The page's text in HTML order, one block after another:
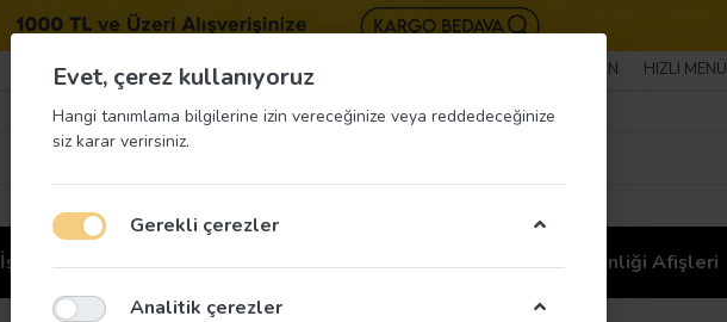
BIZE ULAŞIN HIZLI MENÜ
İş Güvenliği Etiketleri İş Güvenliği Ekipmanları İş Güvenliği Afişleri
Evet, çerez kullanıyoruz
Hangi tanımlama bilgilerine izin vereceğinize veya reddedeceğinize
siz karar verirsiniz.
Gerekli çerezler
Analitik çerezler